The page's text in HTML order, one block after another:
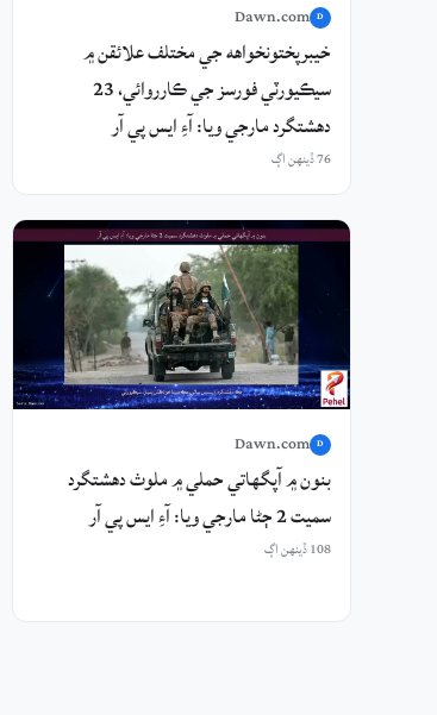
D
Dawn.com
خيبرپختونخواهه جي مختلف علائقن ۾
سيڪيورٽي فورسز جي ڪارروائي، 23
دهشتگرد مارجي ويا: آءِ ايس پي آر
76 ڏينهن اڳ
D
Dawn.com
بنون ۾ آپگهاتي حملي ۾ ملوث دهشتگرد
سميت 2 ڄڻا مارجي ويا: آءِ ايس پي آر
108 ڏينهن اڳ